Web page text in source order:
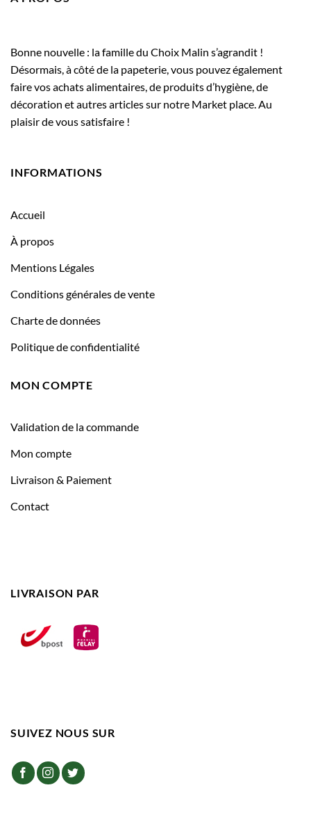
Bonne nouvelle : la famille du Choix Malin s’agrandit !
Désormais, à côté de la papeterie, vous pouvez également
faire vos achats alimentaires, de produits d’hygiène, de
décoration et autres articles sur notre Market place. Au
plaisir de vous satisfaire !
INFORMATIONS
Accueil
À propos
Mentions Légales
Conditions générales de vente
Charte de données
Politique de confidentialité
MON COMPTE
Validation de la commande
Mon compte
Livraison & Paiement
Contact
LIVRAISON PAR
SUIVEZ NOUS SUR